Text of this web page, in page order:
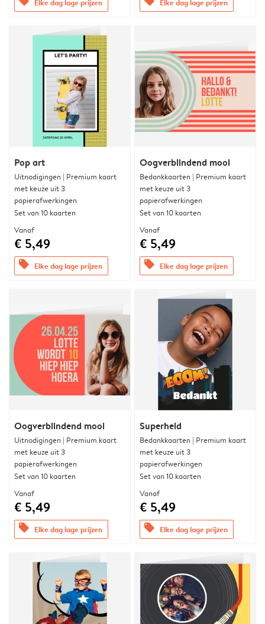
Pop art
Uitnodigingen | Premium kaart
met keuze uit 3
papierafwerkingen
Set van 10 kaarten
Vanaf
€ 5,49
offers Elke dag lage prijzen
Oogverblindend mooi
Bedankkaarten | Premium kaart
met keuze uit 3
papierafwerkingen
Set van 10 kaarten
Vanaf
€ 5,49
offers Elke dag lage prijzen
Oogverblindend mooi
Uitnodigingen | Premium kaart
met keuze uit 3
papierafwerkingen
Set van 10 kaarten
Vanaf
€ 5,49
offers Elke dag lage prijzen
Superheld
Bedankkaarten | Premium kaart
met keuze uit 3
papierafwerkingen
Set van 10 kaarten
Vanaf
€ 5,49
offers Elke dag lage prijzen